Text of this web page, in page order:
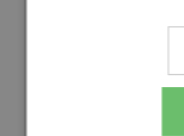
Onlineshop
tatsächlich
Kundenkonto